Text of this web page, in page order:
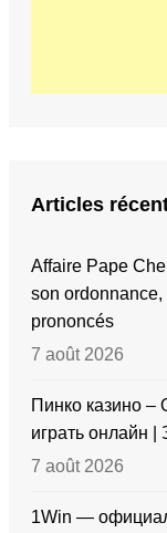
Articles
Affaire Pape
son
prononcés
7 août 2026
Пинко казино
играть онлайн |
7 août 2026
1Win —